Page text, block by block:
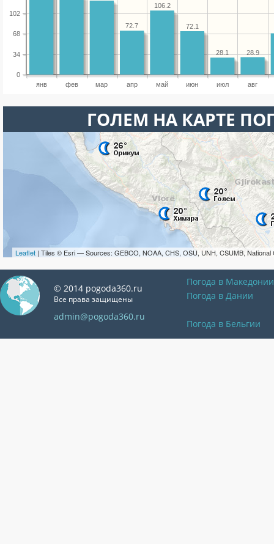
янв фев мар апр май июн июл авг
0
34
68
102
28.9
28.1
72.1
106.2
72.7
ГОЛЕМ НА КАРТЕ
Leaflet | Tiles © Esri — Sources: GEBCO, NOAA, CHS, OSU, UNH, CSUMB, National
© 2014 pogoda360.ru
Все права защищены
admin@pogoda360.ru
Погода в Македонии
Погода в Дании
Погода в Бельгии